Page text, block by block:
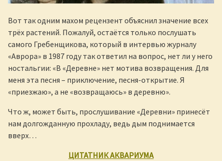
Вот так одним махом рецензент объяснил значение всех
трёх растений. Пожалуй, остаётся только послушать
самого Гребенщикова, который в интервью журналу
«Аврора» в 1987 году так ответил на вопрос, нет ли у него
ностальгии: «В «Деревне» нет мотива возвращения. Для
меня эта песня – приключение, песня-открытие. Я
«приезжаю», а не «возвращаюсь» в деревню».
Что ж, может быть, прослушивание «Деревни» принесёт
нам долгожданную прохладу, ведь дым поднимается
вверх…
ЦИТАТНИК АКВАРИУМА